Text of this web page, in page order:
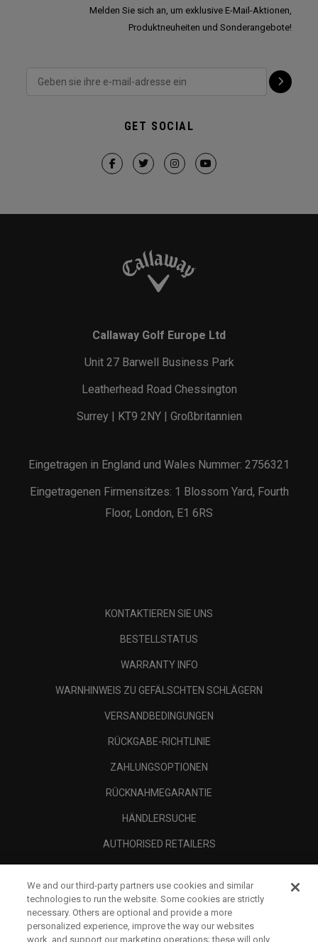
Melden Sie sich an, um exklusive E-Mail-Aktionen,
Produktneuheiten und Sonderangebote!
GET SOCIAL
Callaway Golf Europe Ltd
Unit 27 Barwell Business Park
Leatherhead Road Chessington
Surrey | KT9 2NY | Großbritannien
Eingetragen in England und Wales Nummer: 2756321
Eingetragenen Firmensitzes: 1 Blossom Yard, Fourth
Floor, London, E1 6RS
KONTAKTIEREN SIE UNS
BESTELLSTATUS
WARRANTY INFO
WARNHINWEIS ZU GEFÄLSCHTEN SCHLÄGERN
VERSANDBEDINGUNGEN
RÜCKGABE-RICHTLINIE
ZAHLUNGSOPTIONEN
RÜCKNAHMEGARANTIE
HÄNDLERSUCHE
AUTHORISED RETAILERS
UNTERNEHMENSPROFIL
RECHTLICHES-
We and our third-party partners use cookies and similar
technologies to run the website. Some cookies are strictly
necessary. Others are optional and provide a more
personalized experience, improve the way our websites
work, and support our marketing operations; these will only